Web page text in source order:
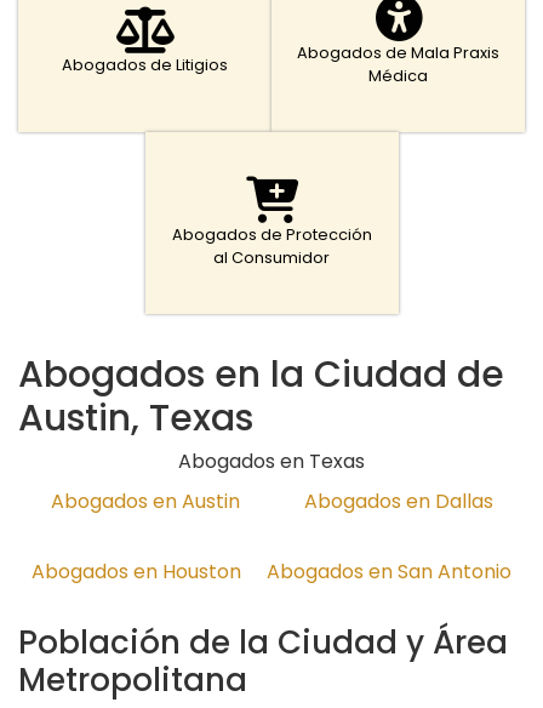
Abogados de Litigios
Abogados de Mala Praxis
Médica
Abogados de Protección
al Consumidor
Abogados en la Ciudad de
Austin, Texas
Abogados en Texas
Abogados en Austin
Abogados en Dallas
Abogados en Houston Abogados en San Antonio
Población de la Ciudad y Área
Metropolitana